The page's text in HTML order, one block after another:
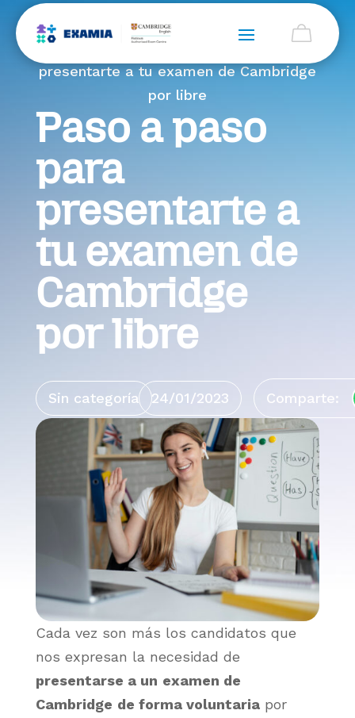
Home > Blog > Paso a paso para
presentarte a tu examen de Cambridge
por libre
Paso a paso
para
presentarte a
tu examen de
Cambridge
por libre
Sin categoría 24/01/2023 Comparte:
Cada vez son más los candidatos que
nos expresan la necesidad de
presentarse a un examen de
Cambridge de forma voluntariapor